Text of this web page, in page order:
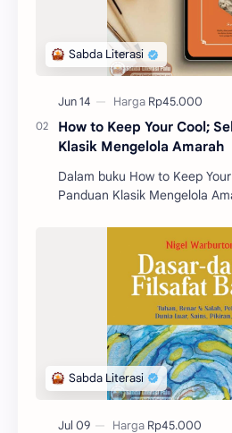
How to Keep Your Cool;
Klasik Mengelola Amarah
Dalam buku How to Keep
Panduan Klasik Mengelola
mengelola emosi, khus